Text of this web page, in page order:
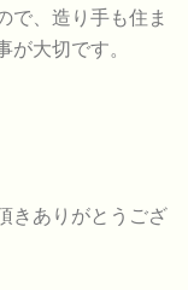
で、造り手も住ま
が大切です。
きありがとうござ